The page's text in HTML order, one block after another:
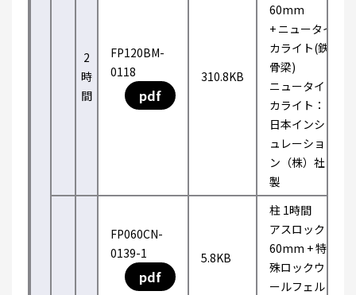
2
時
間
FP120BM-
0118
pdf
310.8KB
60mm
+ ニュータイ
カライト(鉄
骨梁)
ニュータイ
カライト：
日本インシ
ュレーショ
ン（株）社
製
FP060CN-
0139-1
pdf
5.8KB
柱 1時間
アスロック
60mm + 特
殊ロックウ
ールフェル